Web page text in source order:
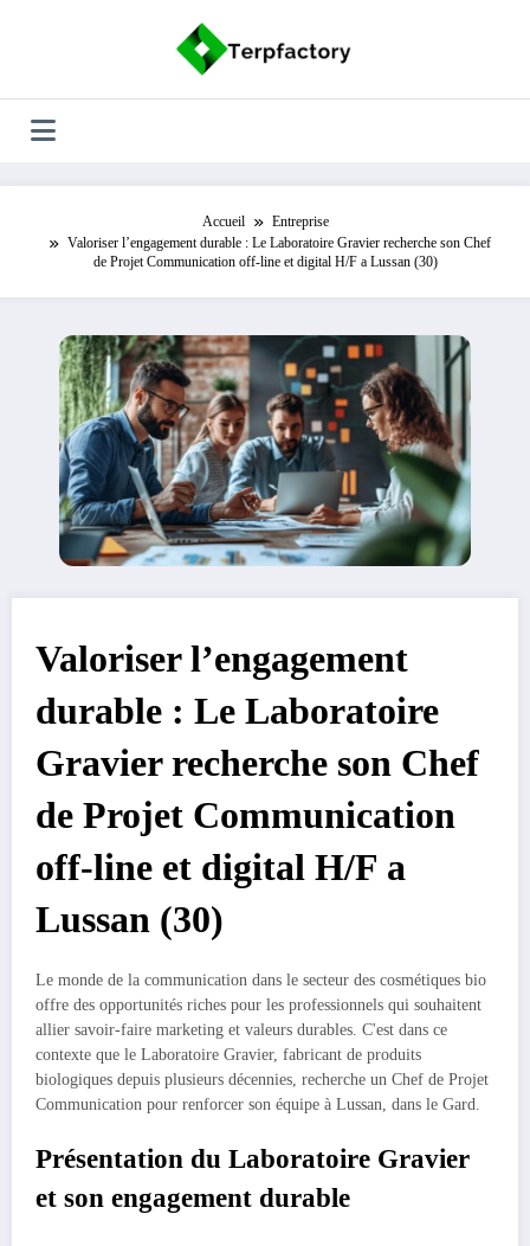
Accueil
Entreprise
Valoriser l’engagement durable : Le Laboratoire Gravier recherche son Chef
de Projet Communication off-line et digital H/F a Lussan (30)
Valoriser l’engagement
durable : Le Laboratoire
Gravier recherche son Chef
de Projet Communication
off-line et digital H/F a
Lussan (30)
Le monde de la communication dans le secteur des cosmétiques bio
offre des opportunités riches pour les professionnels qui souhaitent
allier savoir-faire marketing et valeurs durables. C'est dans ce
contexte que le Laboratoire Gravier, fabricant de produits
biologiques depuis plusieurs décennies, recherche un Chef de Projet
Communication pour renforcer son équipe à Lussan, dans le Gard.
Présentation du Laboratoire Gravier
et son engagement durable